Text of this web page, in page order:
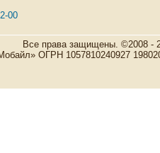
00
Все права защищены. ©2008 -
ОГРН 1057810240927